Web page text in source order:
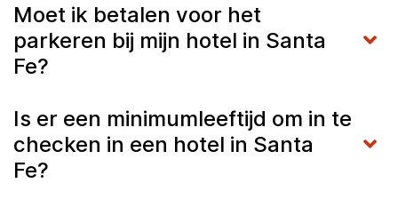
Moet ik betalen voor het
parkeren bij mijn hotel in Santa
Fe?
Is er een minimumleeftijd om in te
checken in een hotel in Santa
Fe?